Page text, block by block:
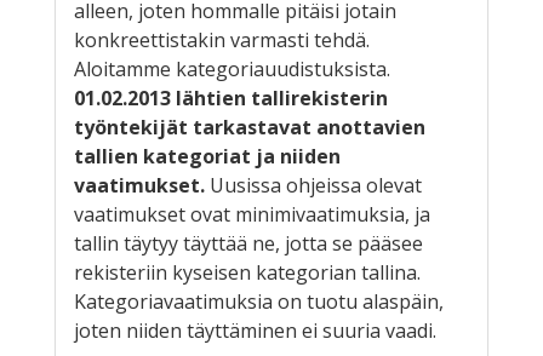
alleen, joten hommalle pitäisi jotain
konkreettistakin varmasti tehdä.
Aloitamme kategoriauudistuksista.
01.02.2013 lähtien tallirekisterin
työntekijät tarkastavat anottavien
tallien kategoriat ja niiden
vaatimukset. Uusissa ohjeissa olevat
vaatimukset ovat minimivaatimuksia, ja
tallin täytyy täyttää ne, jotta se pääsee
rekisteriin kyseisen kategorian tallina.
Kategoriavaatimuksia on tuotu alaspäin,
joten niiden täyttäminen ei suuria vaadi.